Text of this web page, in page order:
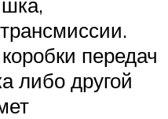
передач
либо другой